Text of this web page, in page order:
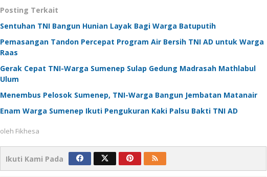
Posting Terkait
Sentuhan TNI Bangun Hunian Layak Bagi Warga Batuputih
Pemasangan Tandon Percepat Program Air Bersih TNI AD untuk Warga
Raas
Gerak Cepat TNI-Warga Sumenep Sulap Gedung Madrasah Mathlabul
Ulum
Menembus Pelosok Sumenep, TNI-Warga Bangun Jembatan Matanair
Enam Warga Sumenep Ikuti Pengukuran Kaki Palsu Bakti TNI AD
oleh Fikhesa
Ikuti Kami Pada